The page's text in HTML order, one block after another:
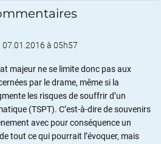
07.01.2016 à 05h57
majeur ne se limite donc pas aux
par le drame, même si la
les risques de souffrir d’un
(TSPT). C’est-à-dire de souvenirs
avec pour conséquence un
tout ce qui pourrait l’évoquer, mais